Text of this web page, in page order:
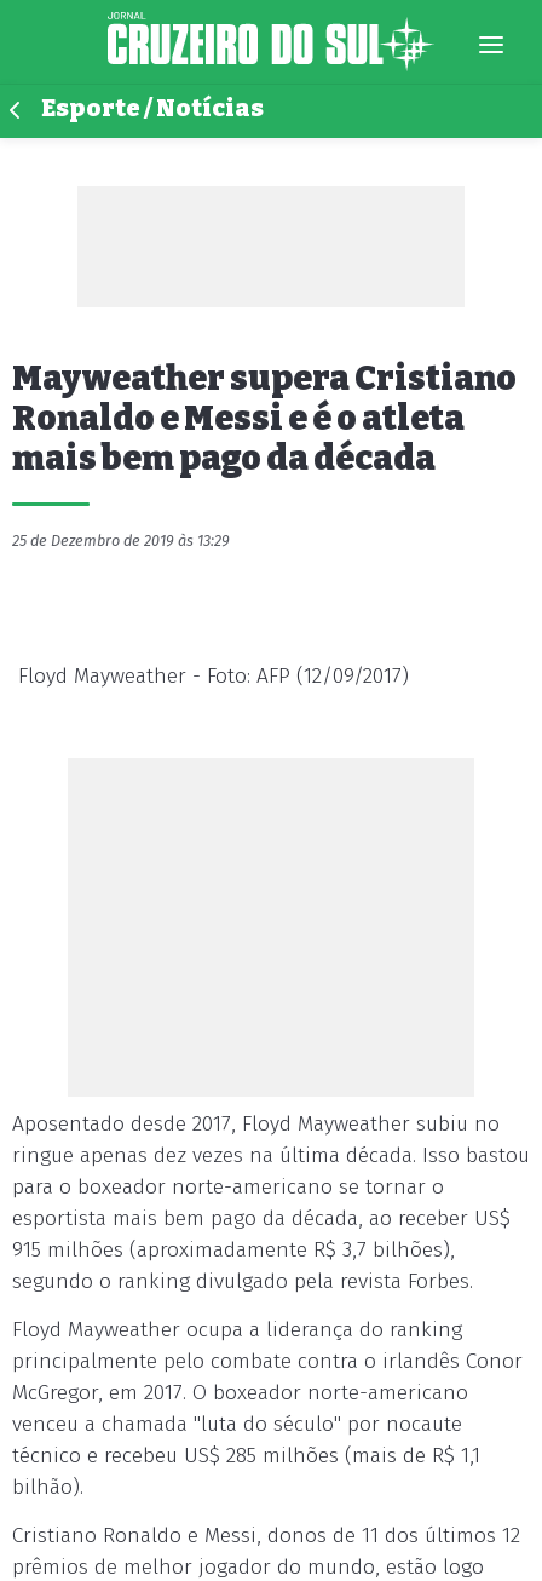
Esporte / Notícias
Mayweather supera Cristiano
Ronaldo e Messi e é o atleta
mais bem pago da década
25 de Dezembro de 2019 às 13:29
Floyd Mayweather - Foto: AFP (12/09/2017)
Aposentado desde 2017, Floyd Mayweather subiu no
ringue apenas dez vezes na última década. Isso bastou
para o boxeador norte-americano se tornar o
esportista mais bem pago da década, ao receber US$
915 milhões (aproximadamente R$ 3,7 bilhões),
segundo o ranking divulgado pela revista Forbes.
Floyd Mayweather ocupa a liderança do ranking
principalmente pelo combate contra o irlandês Conor
McGregor, em 2017. O boxeador norte-americano
venceu a chamada "luta do século" por nocaute
técnico e recebeu US$ 285 milhões (mais de R$ 1,1
bilhão).
Cristiano Ronaldo e Messi, donos de 11 dos últimos 12
prêmios de melhor jogador do mundo, estão logo